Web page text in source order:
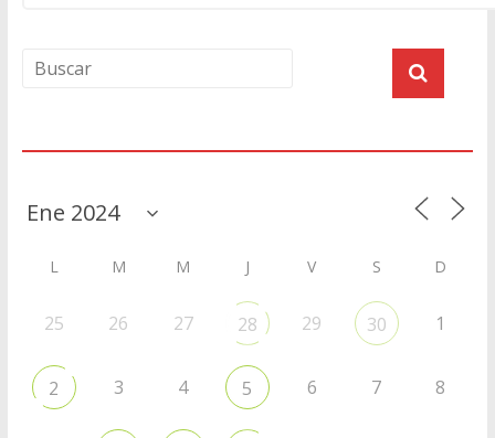
L M M J V S D
25 26 27 28 29 30 1
2 3 4 5 6 7 8